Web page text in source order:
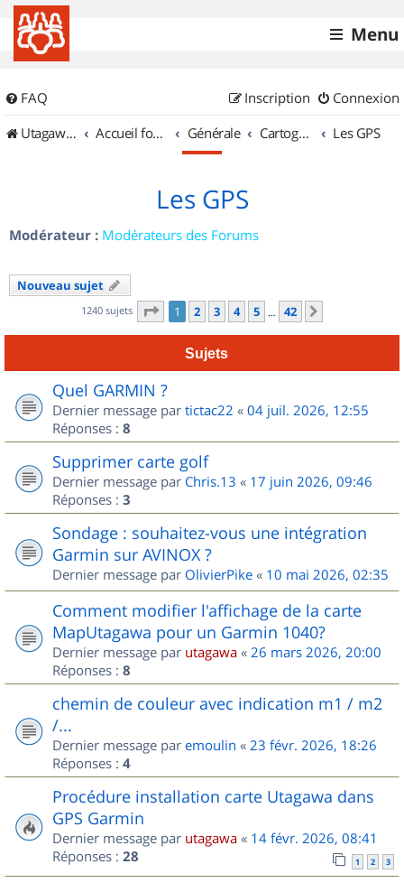
Menu
FAQ Connexion
Inscription
UtagawaVTT (Randos VTT et VTTAE avec traces GPS)
Accueil forum Générale Cartographie et GPS Les GPS
Les GPS
Modérateur : Modérateurs des Forums
Nouveau sujet
1240 sujets Page 1sur
1 2 3 4 5 … 42
Sujets
Quel GARMIN ?
Dernier message par tictac22 « 04 juil. 2026, 12:55
Réponses : 8
Supprimer carte golf
Dernier message par Chris.13 « 17 juin 2026, 09:46
Réponses : 3
Sondage : souhaitez-vous une intégration
Garmin sur AVINOX ?
Dernier message par OlivierPike « 10 mai 2026, 02:35
Comment modifier l'affichage de la carte
MapUtagawa pour un Garmin 1040?
Dernier message par utagawa « 26 mars 2026, 20:00
Réponses : 8
chemin de couleur avec indication m1 / m2
/...
Dernier message par emoulin « 23 févr. 2026, 18:26
Réponses : 4
Procédure installation carte Utagawa dans
GPS Garmin
Dernier message par utagawa « 14 févr. 2026, 08:41
Réponses : 28 1 2 3